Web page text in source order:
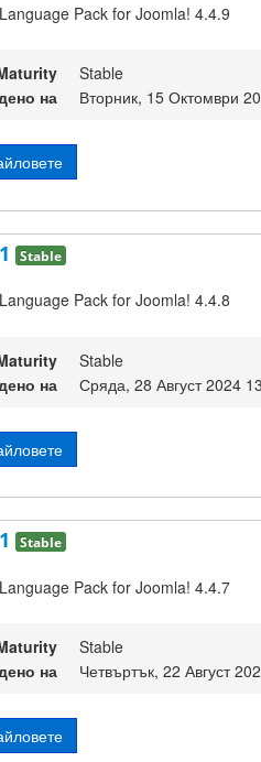
Pack for Joomla! 4.4.9
Stable
на
Вторник, 15 Октомври
Stable
Pack for Joomla! 4.4.8
Stable
на
Сряда, 28 Август 2024
Stable
Pack for Joomla! 4.4.7
Stable
на
Четвъртък, 22 Август